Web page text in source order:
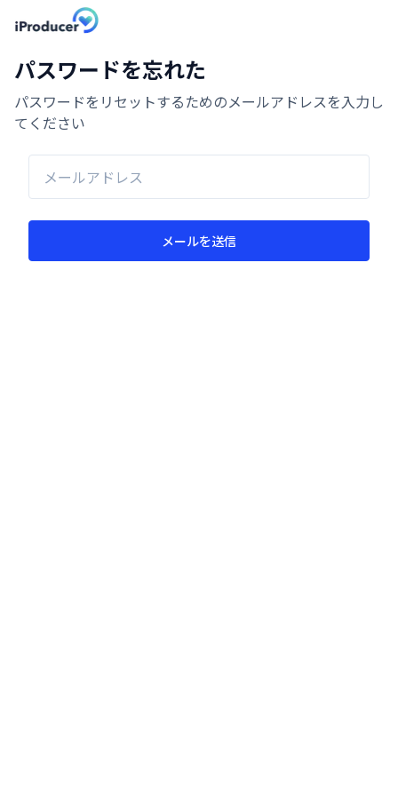
パスワードを忘れた
パスワードをリセットするためのメールアドレスを入力し
てください
メールを送信